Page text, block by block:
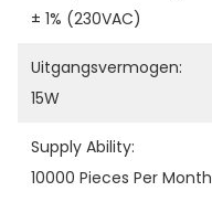
± 1% (230VAC)
Uitgangsvermogen:
15W
Supply Ability:
10000 Pieces Per Month